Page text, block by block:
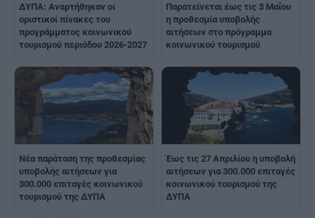
ΔΥΠΑ: Αναρτήθηκαν οι
οριστικοί πίνακες του
προγράμματος κοινωνικού
τουρισμού περιόδου 2026-2027
Παρατείνεται έως τις 3 Μαΐου
η προθεσμία υποβολής
αιτήσεων στο πρόγραμμα
κοινωνικού τουρισμού
Νέα παράταση της προθεσμίας
υποβολής αιτήσεων για
300.000 επιταγές κοινωνικού
τουρισμού της ΔΥΠΑ
Έως τις 27 Απριλίου η υποβολή
αιτήσεων για 300.000 επιταγές
κοινωνικού τουρισμού της
ΔΥΠΑ